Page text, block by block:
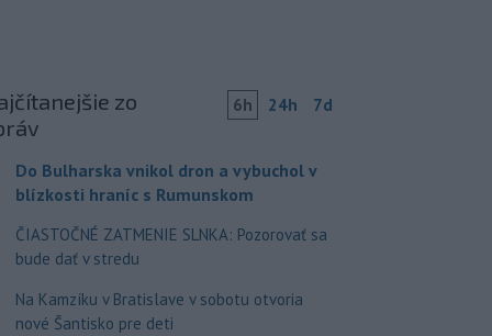
zo
6h 24h 7d
Do Bulharska vnikol dron a vybuchol v
blízkosti hraníc s Rumunskom
ČIASTOČNÉ ZATMENIE SLNKA: Pozorovať sa
bude dať v stredu
Na Kamzíku v Bratislave v sobotu otvoria
nové Šantisko pre deti